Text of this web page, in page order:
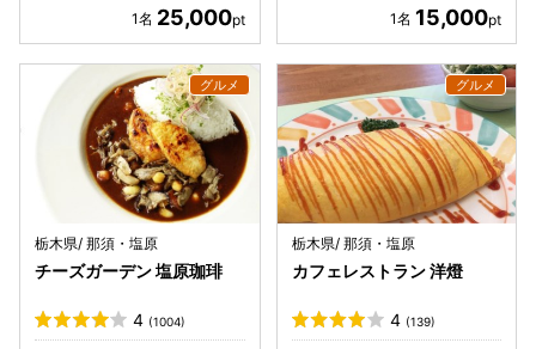
25,000 15,000
栃木県/ 那須・塩原
チーズガーデン 塩原珈琲
4 (1004)
栃木県/ 那須・塩原
カフェレストラン 洋燈
4 (139)